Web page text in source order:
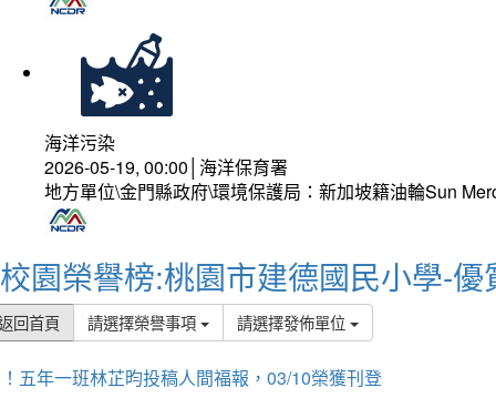
海洋污染
2026-05-19, 00:00│海洋保育署
地方單位\金門縣政府\環境保護局：新加坡籍油輪Sun
校園榮譽榜:桃園市建德國民小學-優
回首頁 請選擇榮譽事項 請選擇發佈單位
五年一班林芷昀投稿人間福報，03/10榮獲刊登